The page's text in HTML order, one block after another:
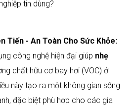
tin dùng?
Tiến - An Toàn Cho Sức Khỏe:
công nghệ hiện đại giúp nhẹ
chất hữu cơ bay hơi (VOC) ở
này tạo ra một không gian sống
đặc biệt phù hợp cho các gia